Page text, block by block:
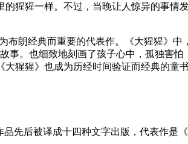
猩猩一样。不过，当晚让人惊异的事情
布朗经典而重要的代表作。《大猩猩》中
。也细致地刻画了孩子心中，孤独害怕
猩猩》也成为历经时间验证而经典的童书
先后被译成十四种文字出版，代表作是